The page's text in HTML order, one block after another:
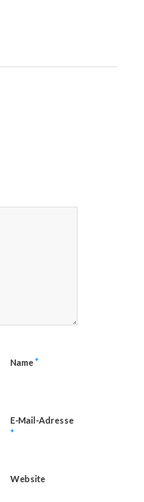
Name*
E-Mail-Adresse
*
Website